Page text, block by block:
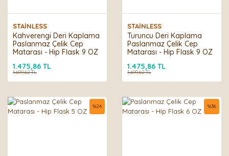
STAİNLESS
Kahverengi Deri Kaplama
Paslanmaz Çelik Cep
Matarası - Hip Flask 9 OZ
1.475,86 TL
1.699,62 TL
STAİNLESS
Turuncu Deri Kaplama
Paslanmaz Çelik Cep
Matarası - Hip Flask 9 OZ
1.475,86 TL
1.699,62 TL
%24 %36